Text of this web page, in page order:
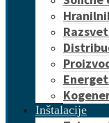
Inštalacije